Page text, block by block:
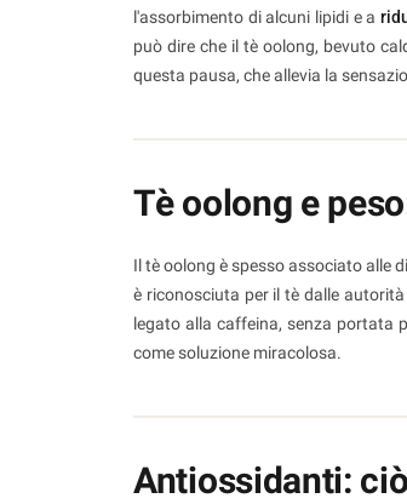
l'assorbimento di alcuni lipidi e a
può dire che il tè oolong, bevuto
questa pausa, che allevia la
Tè oolong e
Il tè oolong è spesso associato alle
è riconosciuta per il tè dalle
legato alla caffeina, senza portata
come soluzione miracolosa.
Antiossidanti: